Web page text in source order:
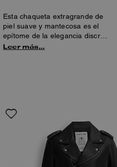
Esta chaqueta extragrande de
piel suave y mantecosa es el
epítome de la elegancia discreta
y está decorada con nuestra
Leer más…